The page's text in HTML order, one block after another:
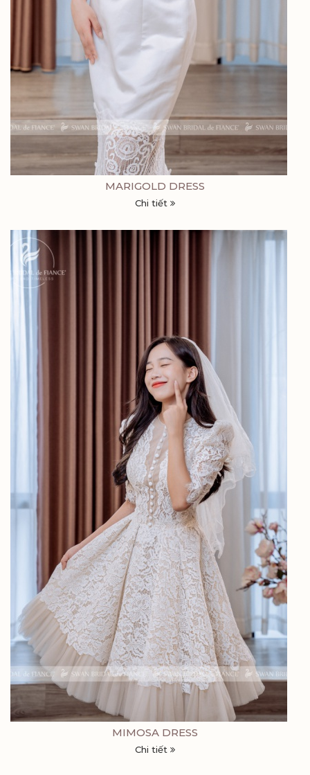
MARIGOLD DRESS
Chi tiết
MIMOSA DRESS
Chi tiết